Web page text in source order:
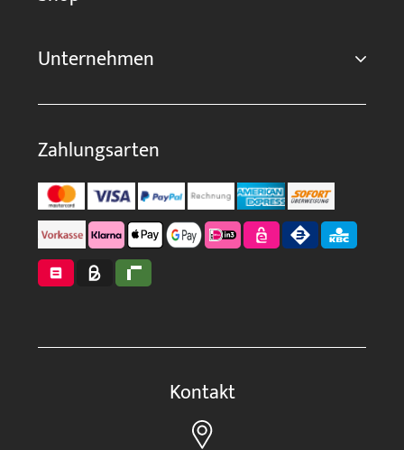
Unternehmen
Zahlungsarten
Kontakt